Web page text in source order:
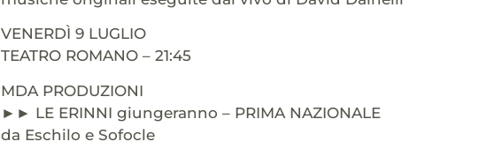
VENERDÌ 9 LUGLIO
TEATRO ROMANO – 21:45
MDA PRODUZIONI
►► LE ERINNI giungeranno – PRIMA NAZIONALE
da Eschilo e Sofocle